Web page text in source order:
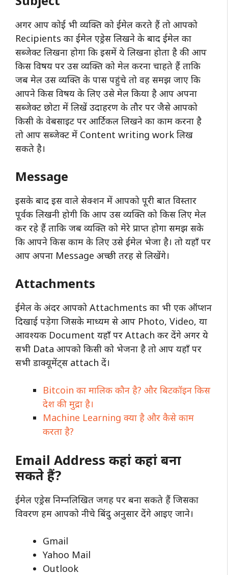
अगर आप कोई भी व्यक्ति को ईमेल करते हैं तो आपको
Recipients का ईमेल एड्रेस लिखने के बाद ईमेल का
सब्जेक्ट लिखना होगा कि इसमें ये लिखना होता है की आप
किस विषय पर उस व्यक्ति को मेल करना चाहते हैं ताकि
जब मेल उस व्यक्ति के पास पहुंचे तो वह समझ जाए कि
आपने किस विषय के लिए उसे मेल किया है आप अपना
सब्जेक्ट छोटा में लिखें उदाहरण के तौर पर जैसे आपको
किसी के वेबसाइट पर आर्टिकल लिखने का काम करना है
तो आप सब्जेक्ट में Content writing work लिख
सकते है।
Message
इसके बाद इस वाले सेक्शन में आपको पूरी बात विस्तार
पूर्वक लिखनी होगी कि आप उस व्यक्ति को किस लिए मेल
कर रहे हैं ताकि जब व्यक्ति को मेरे प्राप्त होगा समझ सके
कि आपने किस काम के लिए उसे ईमेल भेजा है। तो यहाँ पर
आप अपना Message अच्छी तरह से लिखेंगे।
Attachments
ईमेल के अंदर आपको Attachments का भी एक ऑप्शन
दिखाई पड़ेगा जिसके माध्यम से आप Photo, Video, या
आवश्यक Document यहाँ पर Attach कर देंगे अगर ये
सभी Data आपको किसी को भेजना है तो आप यहाँ पर
सभी डाक्यूमेंट्स attach दें।
Bitcoin का मालिक कौन है? और बिटकॉइन किस
देश की मुद्रा है।
Machine Learning क्या है और कैसे काम
करता है?
Email Address कहां कहां बना
सकते हैं?
ईमेल एड्रेस निम्नलिखित जगह पर बना सकते हैं जिसका
विवरण हम आपको नीचे बिंदु अनुसार देंगे आइए जाने।
Gmail
Yahoo Mail
Outlook